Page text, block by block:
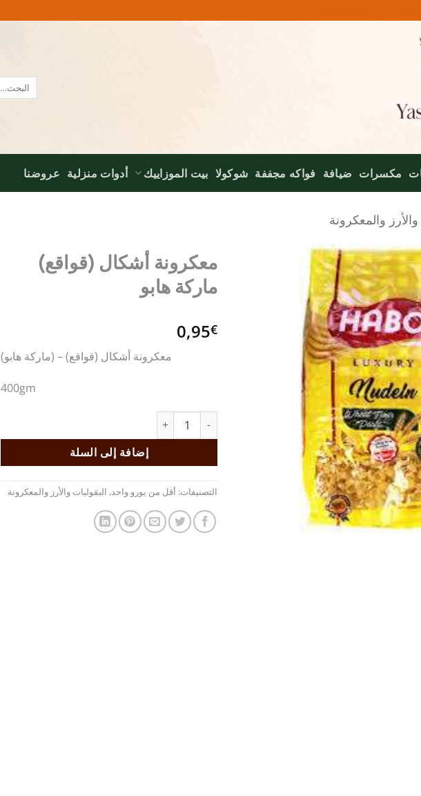
البحث
عن:
مكسرات ضيافة فواكه مجففة شوكولا بيت الموزاييك أدوات منزلية عروضنا
والأرز والمعكرونة
معكرونة أشكال (قواقع)
ماركة هابو
0,95€
معكرونة أشكال (قواقع) – (ماركة هابو)
400gm
كمية معكرونة أشكال (قواقع) ماركة هابو
إضافة إلى السلة
التصنيفات: أقل من يورو واحد, البقوليات والأرز والمعكرونة